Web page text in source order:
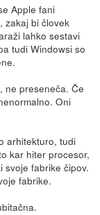
Apple fani
zakaj bi človek
lahko sestavi
tudi Windowsi so
ne preseneča. Če
Oni
arhitekturo, tudi
kar hiter procesor,
svoje fabrike čipov.
fabrike.